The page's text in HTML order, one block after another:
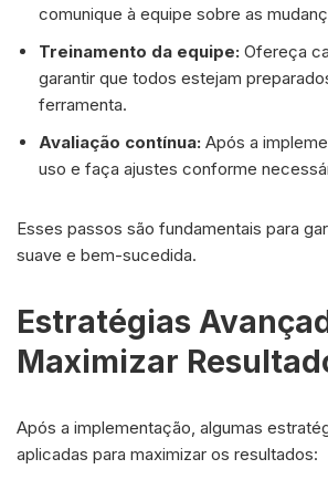
comunique à equipe sobre as
Treinamento da equipe: Ofereça
garantir que todos estejam
ferramenta.
Avaliação contínua: Após a
uso e faça ajustes conforme
Esses passos são fundamentais para
suave e bem-sucedida.
Estratégias
Maximizar
Após a implementação, algumas
aplicadas para maximizar os resultados: